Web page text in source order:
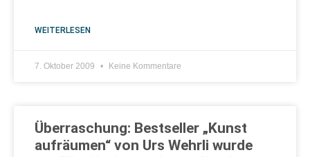
WEITERLESEN
7. Oktober 2009 Keine Kommentare
Überraschung: Bestseller „Kunst
aufräumen“ von Urs Wehrli wurde